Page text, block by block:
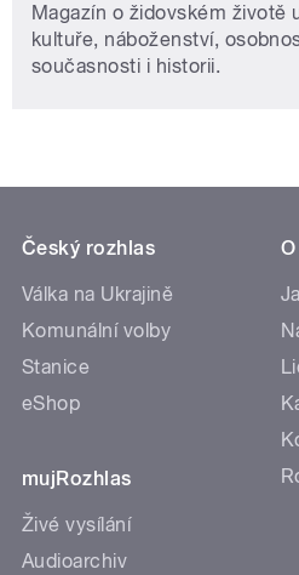
Magazín o židovském životě
kultuře, náboženství,
současnosti i historii.
Český rozhlas
Válka na Ukrajině
Komunální volby
Stanice
eShop
mujRozhlas
Živé vysílání
Audioarchiv